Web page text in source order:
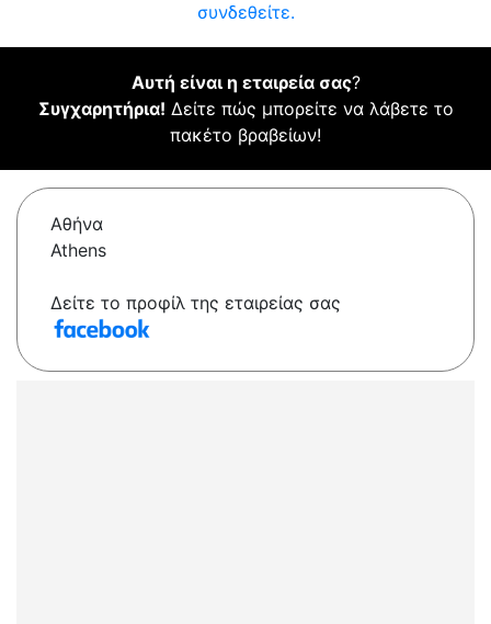
συνδεθείτε.
Αυτή είναι η εταιρεία σας?
Συγχαρητήρια! Δείτε πώς μπορείτε να λάβετε το
πακέτο βραβείων!
Αθήνα
Athens
Δείτε το προφίλ της εταιρείας σας